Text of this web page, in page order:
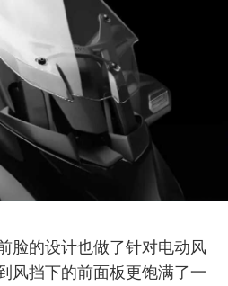
脸的设计也做了针对电动风
风挡下的前面板更饱满了一